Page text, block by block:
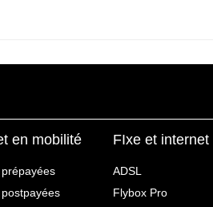
en mobilité FIxe et internet
ADSL
Flybox Pro